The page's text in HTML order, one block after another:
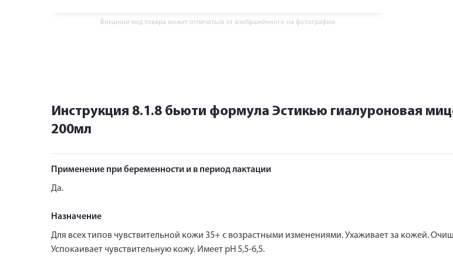
Внешний вид товара может отличаться от изображённого на фотографии
Инструкция 8.1.8 бьюти формула Эстикью гиалуроновая
200мл
Применение при беременности и в период лактации
Да.
Назначение
Для всех типов чувствительной кожи 35+ с возрастными изменениями. Ухаживает за кожей.
Успокаивает чувствительную кожу. Имеет pH 5,5-6,5.